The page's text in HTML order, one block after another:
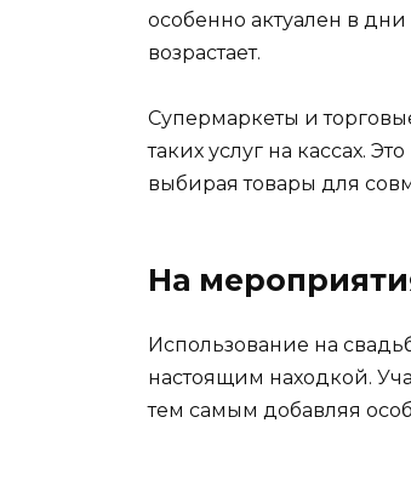
особенно актуален в
возрастает.
Супермаркеты и
таких услуг на кассах.
выбирая товары для
На
Использование на
настоящим находкой.
тем самым добавляя